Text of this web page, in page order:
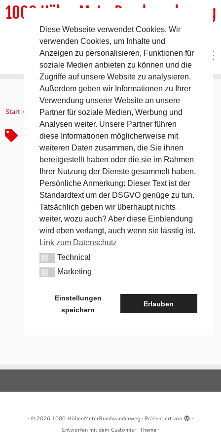
Inhalt
1000 HöhenMeterRundwanderweg
DER Rundwanderweg um Pommelsbrunn
Start » Hirschfliegenfieber
Hirschfliegenfieber
· © 2026 1000 HöhenMeterRundwanderweg · Präsentiert von
·
Entworfen mit dem Customizr-Theme ·
Diese Webseite verwendet Cookies. Wir
verwenden Cookies, um Inhalte und
Anzeigen zu personalisieren, Funktionen für
soziale Medien anbieten zu können und die
Zugriffe auf unsere Website zu analysieren.
Außerdem geben wir Informationen zu Ihrer
Verwendung unserer Website an unsere
Partner für soziale Medien, Werbung und
Analysen weiter. Unsere Partner führen
diese Informationen möglicherweise mit
weiteren Daten zusammen, die Sie ihnen
bereitgestellt haben oder die sie im Rahmen
Ihrer Nutzung der Dienste gesammelt haben.
Persönliche Anmerkung: Dieser Text ist der
Standardtext um der DSGVO genüge zu tun.
Tatsächlich geben wir überhaupt nichts
weiter, wozu auch? Aber diese Einblendung
wird eben verlangt, auch wenn sie lässtig ist.
Link zum Datenschutz
TechnicalTechnical
MarketingMarketing
Einstellungen
speichern
Erlauben